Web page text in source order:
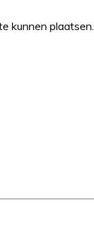
kunnen plaatsen.